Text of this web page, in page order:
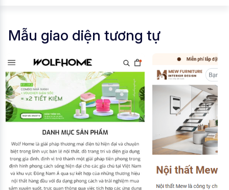
Mẫu giao diện tương tự